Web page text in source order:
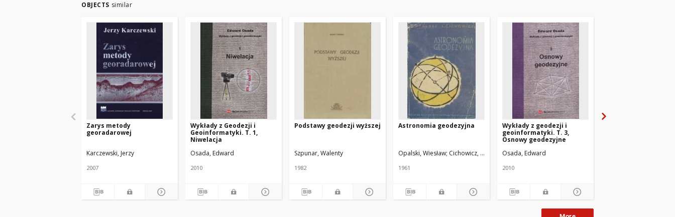
OBJECTS similar
Zarys metody
georadarowej
Karczewski, Jerzy
2007
Wykłady z Geodezji i
Geoinformatyki. T. 1,
Niwelacja
Osada, Edward
2010
Podstawy geodezji wyższej
Szpunar, Walenty
1982
Astronomia geodezyjna
Opalski, Wiesław Cichowicz, Ludosław
1961
Wykłady z geodezji i
geoinformatyki. T. 3,
Osnowy geodezyjne
Osada, Edward
2010